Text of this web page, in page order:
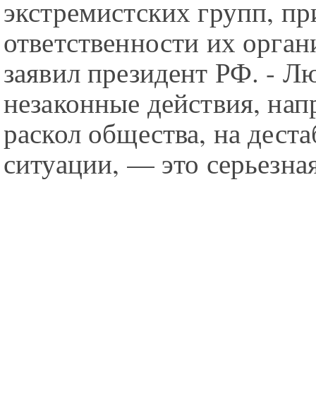
экстремистских групп,
ответственности их
заявил президент РФ. -
незаконные действия,
раскол общества, на
ситуации, — это